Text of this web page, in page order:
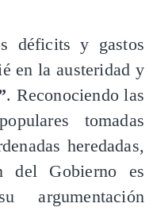
déficits y gastos
en la austeridad y
. Reconociendo las
tomadas
heredadas,
del Gobierno es
argumentación